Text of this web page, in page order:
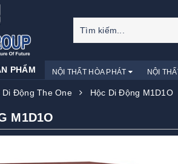
PHẨM NỘI THẤT HÒA PHÁT NỘI
Di Động The One Hộc Di Động M1D1O
M1D1O